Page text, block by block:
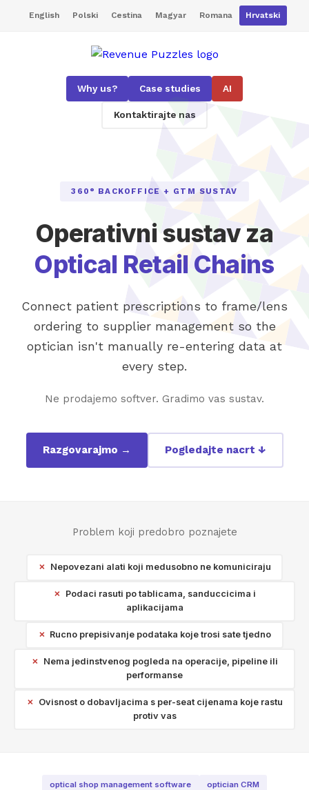
English Polski Cestina Magyar Romana Hrvatski
Why us? Case studies AI
Kontaktirajte nas
360° BACKOFFICE + GTM SUSTAV
Operativni sustav za
Optical Retail Chains
Connect patient prescriptions to frame/lens
ordering to supplier management so the
optician isn't manually re-entering data at
every step.
Ne prodajemo softver. Gradimo vas sustav.
Razgovarajmo → Pogledajte nacrt ↓
Problem koji predobro poznajete
Nepovezani alati koji medusobno ne komuniciraju
Podaci rasuti po tablicama, sanduccicima i
aplikacijama
Rucno prepisivanje podataka koje trosi sate tjedno
Nema jedinstvenog pogleda na operacije, pipeline ili
performanse
Ovisnost o dobavljacima s per-seat cijenama koje rastu
protiv vas
optical shop management software
optician CRM